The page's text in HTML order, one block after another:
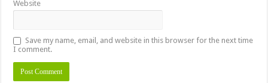
Website
Save my name, email, and website in this browser for the next time
I comment.